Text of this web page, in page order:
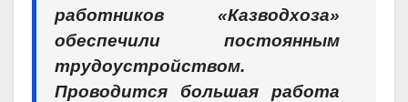
работников «Казводхоза»
обеспечили постоянным
трудоустройством.
Проводится большая работа